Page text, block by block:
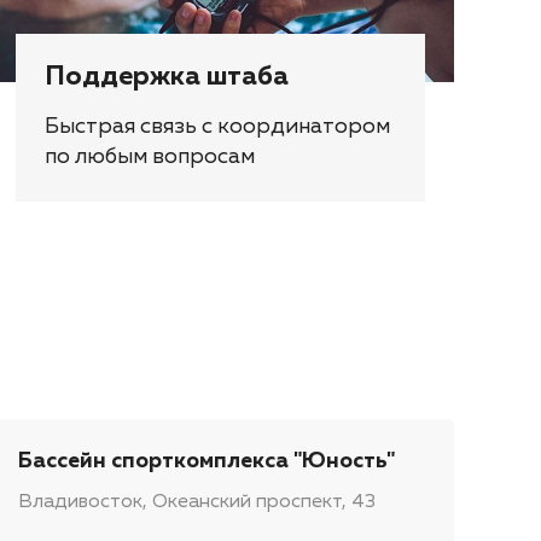
Поддержка штаба
Быстрая связь с координатором
по любым вопросам
Бассейн спорткомплекса "Юность"
Владивосток, Океанский проспект, 43